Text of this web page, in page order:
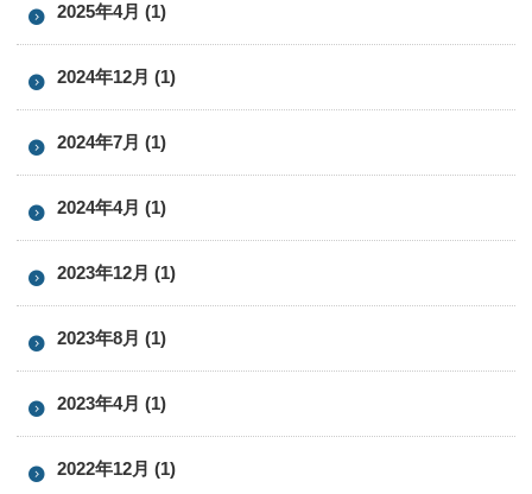
2025年4月 (1)
2024年12月 (1)
2024年7月 (1)
2024年4月 (1)
2023年12月 (1)
2023年8月 (1)
2023年4月 (1)
2022年12月 (1)